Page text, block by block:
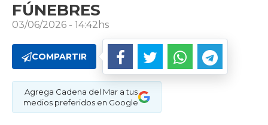
FÚNEBRES
03/06/2026 - 14:42hs
COMPARTIR
Agrega Cadena del Mar a tus
medios preferidos en Google